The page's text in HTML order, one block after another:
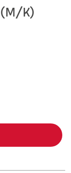
(M/K)